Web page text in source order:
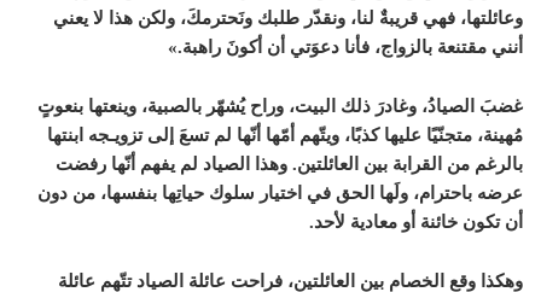
وعائلتها، فهي قريبةٌ لنا، ونقدّر طلبك ونَحترمكَ، ولكن هذا لا يعني
أنني مقتنعة بالزواج، فأنا دعوَتي أن أكونَ راهبة.»
غضبَ الصيادُ، وغادرَ ذلك البيت، وراح يُشهّر بالصبية، وينعتها بنعوتٍ
مُهينة، متجنّيًا عليها كذبًا، ويتّهم أمّها أنّها لم تسعَ إلى تزويـجه ابنتها
بالرغم من القرابة بين العائلتين. وهذا الصياد لم يفهم أنّها رفضت
عرضه باحترام، ولَها الحق في اختيار سلوك حياتِها بنفسها، من دون
أن تكون خائنة أو معادية لأحد.
وهكذا وقع الخصام بين العائلتين، فراحت عائلة الصياد تتّهم عائلة